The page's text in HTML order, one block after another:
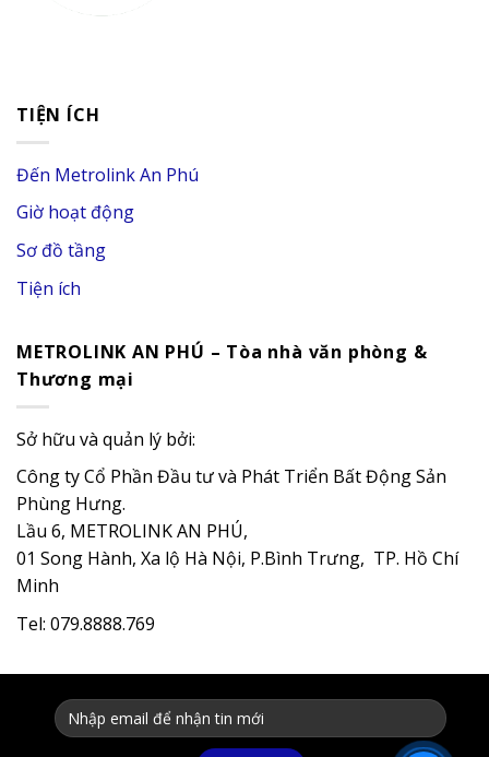
TIỆN ÍCH
Đến Metrolink An Phú
Giờ hoạt động
Sơ đồ tầng
Tiện ích
METROLINK AN PHÚ – Tòa nhà văn phòng &
Thương mại
Sở hữu và quản lý bởi:
Công ty Cổ Phần Đầu tư và Phát Triển Bất Động Sản
Phùng Hưng.
Lầu 6, METROLINK AN PHÚ,
01 Song Hành, Xa lộ Hà Nội, P.Bình Trưng, TP. Hồ Chí
Minh
Tel: 079.8888.769